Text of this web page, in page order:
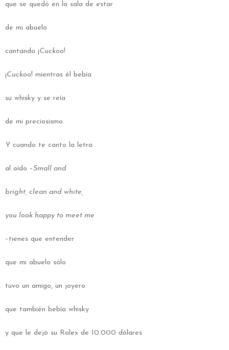
que se quedó en la sala de estar
de mi abuelo
cantando ¡Cuckoo!
¡Cuckoo! mientras él bebía
su whisky y se reía
de mi preciosismo.
Y cuando te canto la letra
al oído –Small and
bright, clean and white,
you look happy to meet me
–tienes que entender
que mi abuelo sólo
tuvo un amigo, un joyero
que también bebía whisky
y que le dejó su Rolex de 10.000 dólares